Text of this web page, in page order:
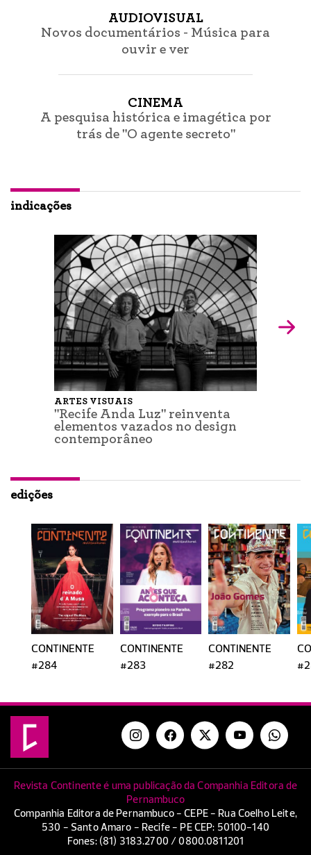
AUDIOVISUAL
Novos documentários - Música para
ouvir e ver
CINEMA
A pesquisa histórica e imagética por
trás de "O agente secreto"
indicações
ARTES VISUAIS
"Recife Anda Luz" reinventa
elementos vazados no design
contemporâneo
edições
CONTINENTE
#284
CONTINENTE
#283
CONTINENTE
#282
Revista Continente é uma publicação da Companhia Editora de
Pernambuco
Companhia Editora de Pernambuco - CEPE - Rua Coelho Leite,
530 - Santo Amaro - Recife - PE CEP: 50100-140
Fones: (81) 3183.2700 / 0800.0811201